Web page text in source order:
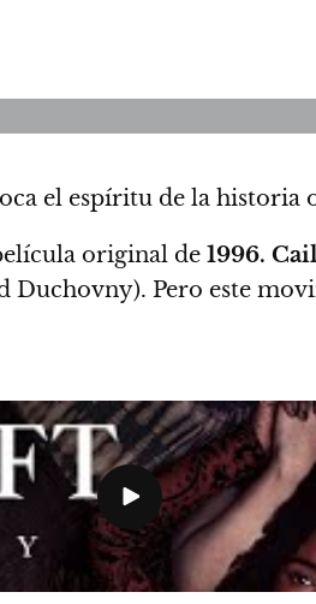
el espíritu de la historia
original de 1996.
Pero este